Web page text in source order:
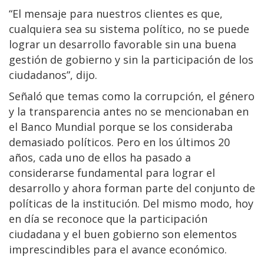
“El mensaje para nuestros clientes es que,
cualquiera sea su sistema político, no se puede
lograr un desarrollo favorable sin una buena
gestión de gobierno y sin la participación de los
ciudadanos”, dijo.
Señaló que temas como la corrupción, el género
y la transparencia antes no se mencionaban en
el Banco Mundial porque se los consideraba
demasiado políticos. Pero en los últimos 20
años, cada uno de ellos ha pasado a
considerarse fundamental para lograr el
desarrollo y ahora forman parte del conjunto de
políticas de la institución. Del mismo modo, hoy
en día se reconoce que la participación
ciudadana y el buen gobierno son elementos
imprescindibles para el avance económico.